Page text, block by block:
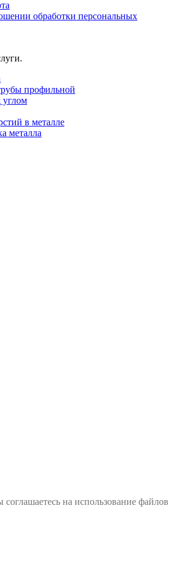
обработки персональных
профильной
углом
в металле
металла
соглашаетесь на использование файлов